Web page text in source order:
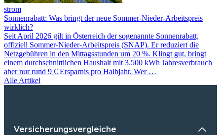
strom
Sonnenrabatt: Was bringt der neue Sommer-Nieder-Arbeitspreis
wirklich?
Seit April 2026 gilt in Österreich der sogenannte Sonnenrabatt,
offiziell Sommer-Nieder-Arbeitspreis (SNAP). Er reduziert die
Netzgebühren in den Mittagsstunden um 20 %. Klingt gut, bringt
einem durchschnittlichen Haushalt mit 3.500 kWh Jahresverbrauch
aber nur rund 9 € Ersparnis pro Halbjahr. Wer …
Alle Artikel
Versicherungsvergleiche